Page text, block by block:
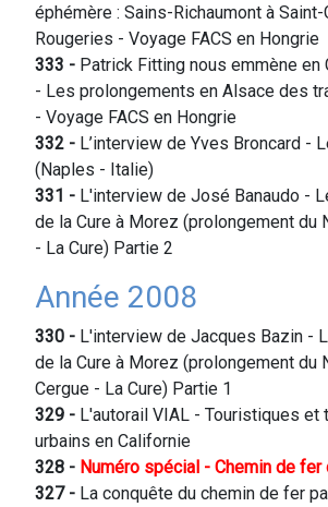
éphémère : Sains-Richaumont à Saint-
Rougeries - Voyage FACS en Hongrie
333 - Patrick Fitting nous emmène en
- Les prolongements en Alsace des
- Voyage FACS en Hongrie
332 - L’interview de Yves Broncard -
(Naples - Italie)
331 - L'interview de José Banaudo -
de la Cure à Morez (prolongement du
- La Cure) Partie 2
Année 2008
330 - L'interview de Jacques Bazin -
de la Cure à Morez (prolongement du
Cergue - La Cure) Partie 1
329 - L'autorail VIAL - Touristiques et
urbains en Californie
328 - Numéro spécial - Chemin de
327- La conquête du chemin de fer